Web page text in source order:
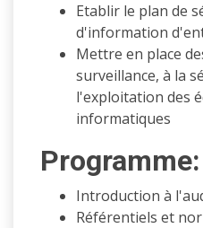
Etablir le plan de
d'information
Mettre en place
surveillance, à la
l'exploitation des
informatiques
Programme:
Introduction à
Référentiels et